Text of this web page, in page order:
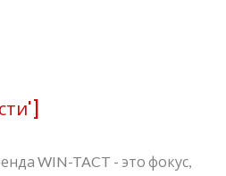
WIN-TACT - это фокус,